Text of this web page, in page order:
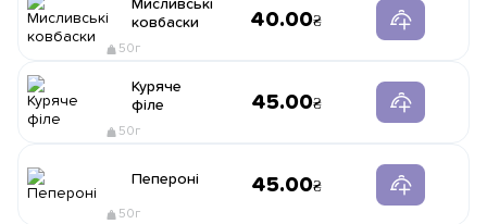
Мисливські
ковбаски
50г
40.00
Куряче
філе
50г
45.00
Пепероні
50г
45.00